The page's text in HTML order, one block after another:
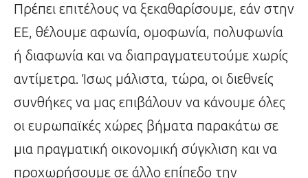
Πρέπει επιτέλους να ξεκαθαρίσουμε, εάν στην
ΕΕ, θέλουμε αφωνία, ομοφωνία, πολυφωνία
ή διαφωνία και να διαπραγματευτούμε χωρίς
αντίμετρα. Ίσως μάλιστα, τώρα, οι διεθνείς
συνθήκες να μας επιβάλουν να κάνουμε όλες
οι ευρωπαϊκές χώρες βήματα παρακάτω σε
μια πραγματική οικονομική σύγκλιση και να
προχωρήσουμε σε άλλο επίπεδο την